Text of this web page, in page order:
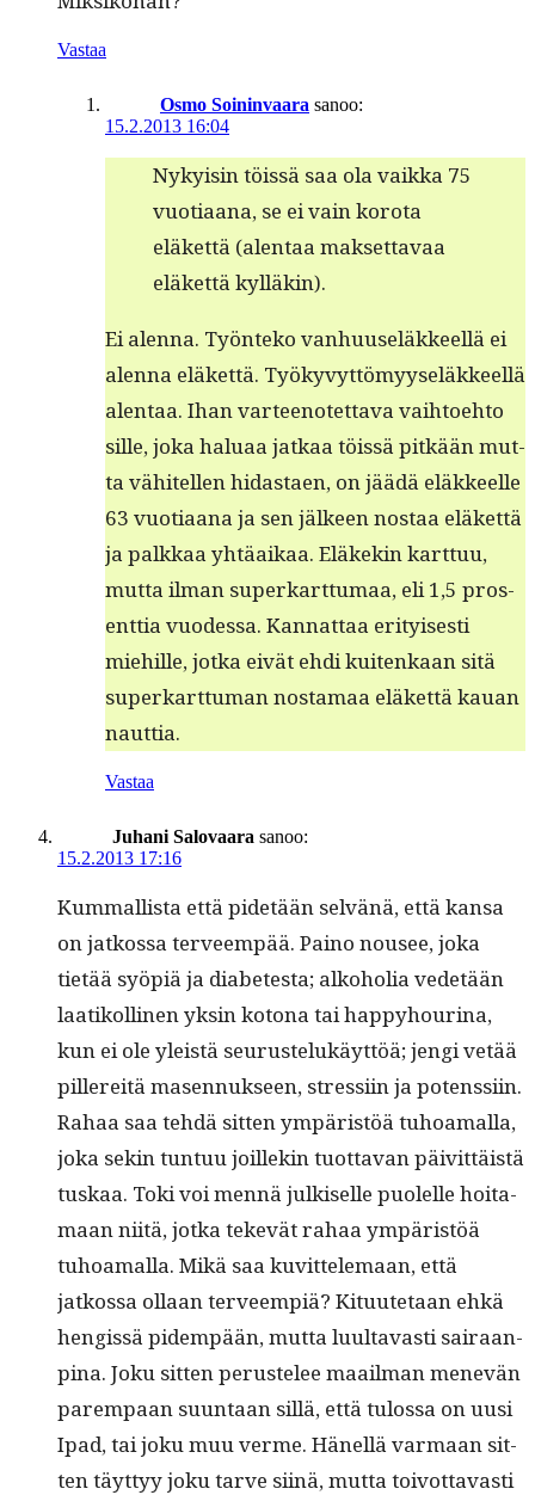
Vastaa
Osmo Soininvaara sanoo:
15.2.2013 16:04
Nyky­isin töis­sä saa ola vaik­ka 75
vuo­ti­aana, se ei vain koro­ta
eläket­tä (alen­taa mak­set­tavaa
eläket­tä kylläkin).
Ei alen­na. Työn­teko van­hu­useläk­keel­lä ei
alen­na eläket­tä. Työkyvyt­tömyy­seläk­keel­lä
alen­taa. Ihan var­teenotet­ta­va vai­h­toe­hto
sille, joka halu­aa jatkaa töis­sä pitkään mut­
ta vähitellen hidas­taen, on jäädä eläk­keelle
63 vuo­ti­aana ja sen jäl­keen nos­taa eläket­tä
ja palkkaa yhtäaikaa. Eläkekin kart­tuu,
mut­ta ilman superkart­tumaa, eli 1,5 pros­
ent­tia vuodessa. Kan­nat­taa eri­tyis­es­ti
miehille, jot­ka eivät ehdi kuitenkaan sitä
superkart­tuman nos­ta­maa eläket­tä kauan
nauttia.
Vastaa
Juhani Salovaara sanoo:
15.2.2013 17:16
Kum­mallista että pide­tään selvänä, että kansa
on jatkos­sa ter­veem­pää. Paino nousee, joka
tietää syöpiä ja dia­betes­ta; alko­ho­lia vede­tään
laatikolli­nen yksin kotona tai hap­py­hou­ri­na,
kun ei ole yleistä seu­rustelukäyt­töä; jen­gi vetää
pillere­itä masen­nuk­seen, stres­si­in ja potenssi­in.
Rahaa saa tehdä sit­ten ympäristöä tuhoa­mal­la,
joka sekin tun­tuu joillekin tuot­ta­van päivit­täistä
tuskaa. Toki voi men­nä julkiselle puolelle hoita­
maan niitä, jot­ka tekevät rahaa ympäristöä
tuhoa­mal­la. Mikä saa kuvit­tele­maan, että
jatkos­sa ollaan ter­veem­piä? Kitu­ute­taan ehkä
hengis­sä pidem­pään, mut­ta luul­tavasti sairaan­
pina. Joku sit­ten perustelee maail­man menevän
parem­paan suun­taan sil­lä, että tulos­sa on uusi
Ipad, tai joku muu verme. Hänel­lä var­maan sit­
ten täyt­tyy joku tarve siinä, mut­ta toiv­ot­tavasti